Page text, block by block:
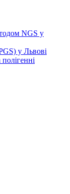
NGS у
у Львові